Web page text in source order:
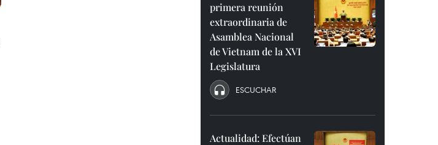
primera reunión
extraordinaria de
Asamblea Nacional
de Vietnam de la XVI
Legislatura
ESCUCHAR
Actualidad: Efectúan